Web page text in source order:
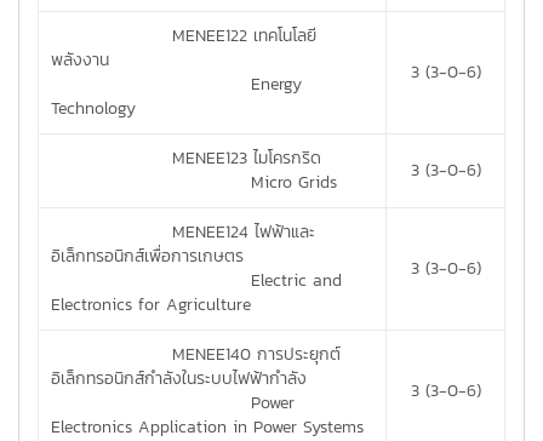
MENEE122 เทคโนโลยี
พลังงาน
Energy
Technology
3 (3-0-6)
MENEE123 ไมโครกริด
Micro Grids
3 (3-0-6)
MENEE124 ไฟฟ้าและ
อิเล็กทรอนิกส์เพื่อการเกษตร
Electric and
Electronics for Agriculture
3 (3-0-6)
MENEE140 การประยุกต์
อิเล็กทรอนิกส์กำลังในระบบไฟฟ้ากำลัง
Power
Electronics Application in Power Systems
3 (3-0-6)